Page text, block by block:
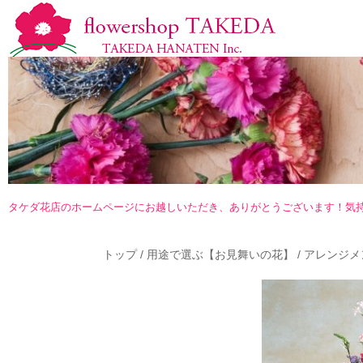
タケダ花店のホームページにお越しいただき、ありがとうございます！
トップ/ 用途で選ぶ【お見舞いの花】 / アレンジ